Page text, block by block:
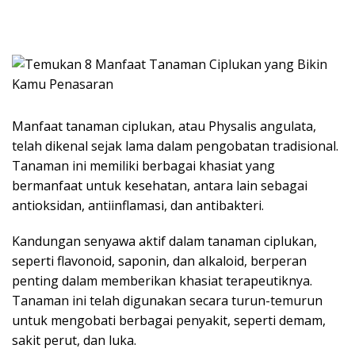
Manfaat tanaman ciplukan, atau Physalis angulata,
telah dikenal sejak lama dalam pengobatan tradisional.
Tanaman ini memiliki berbagai khasiat yang
bermanfaat untuk kesehatan, antara lain sebagai
antioksidan, antiinflamasi, dan antibakteri.
Kandungan senyawa aktif dalam tanaman ciplukan,
seperti flavonoid, saponin, dan alkaloid, berperan
penting dalam memberikan khasiat terapeutiknya.
Tanaman ini telah digunakan secara turun-temurun
untuk mengobati berbagai penyakit, seperti demam,
sakit perut, dan luka.